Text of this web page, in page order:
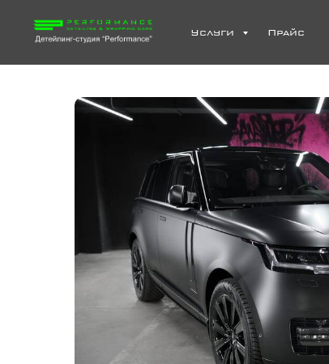
Услуги Прайс